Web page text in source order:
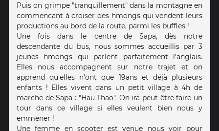
Puis on grimpe "tranquillement" dans la montagne en
commencant à croiser des hmongs qui vendent leurs
productions au bord de la route, parmi les buffles !
Une fois dans le centre de Sapa, dès notre
descendante du bus, nous sommes accueillis par 3
jeunes hmongs qui parlent parfaitement l'anglais.
Elles nous accompagnent sur notre trajet et on
apprend qu'elles n'ont que 19ans et déjà plusieurs
enfants ! Elles vivent dans un petit village à 4h de
marche de Sapa : "Hau Thao". On ira peut être faire un
tour dans ce village si elles veulent bien nous y
emmener !
Une femme en scooter est venue nous voir pour